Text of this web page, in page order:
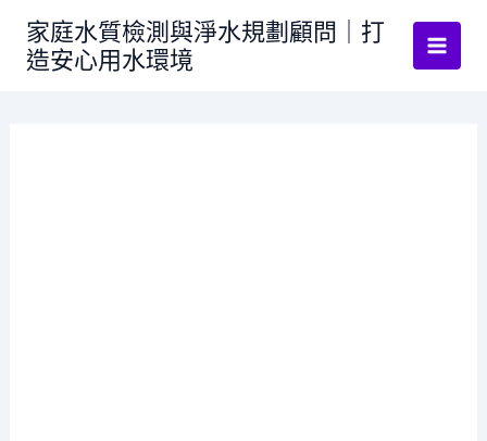
家庭水質檢測與淨水規劃顧問｜打
造安心用水環境